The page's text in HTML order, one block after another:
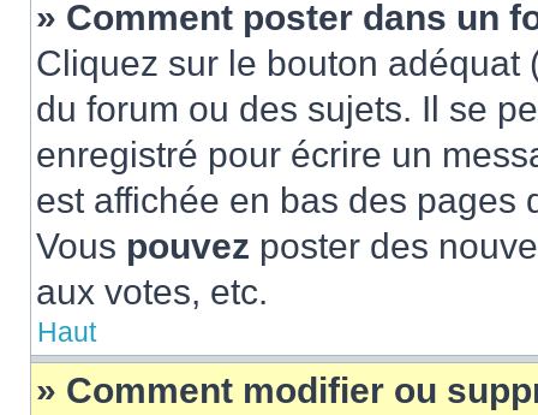
» Comment poster dans un
Cliquez sur le bouton
du forum ou des sujets. Il se
enregistré pour écrire un
est affichée en bas des pages
Vous pouvez poster des
aux votes, etc.
Haut
» Comment modifier ou